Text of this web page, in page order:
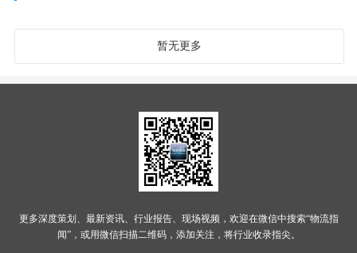
暂无更多
更多深度策划、最新资讯、行业报告、现场视频，欢迎在微信中搜索“物流指
闻”，或用微信扫描二维码，添加关注，将行业收录指尖。